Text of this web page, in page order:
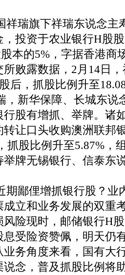
瑞旗下祥瑞东说念主
投资于农业银行H股
本的5%，字据香港商
败露数据，2月14日
后，抓股比例升至
新华保障、长城东说
股有增抓、举牌。诸
转让口头收购澳洲联邦
抓股比例升至5.87%，
牌无锡银行、信泰东
鄙俚增抓银行股？业
成立和业务发展的双重
险现时，邮储银行H
息受险资赞佩，明天仍
务角度来看，国有大
说念，普及抓股比例将